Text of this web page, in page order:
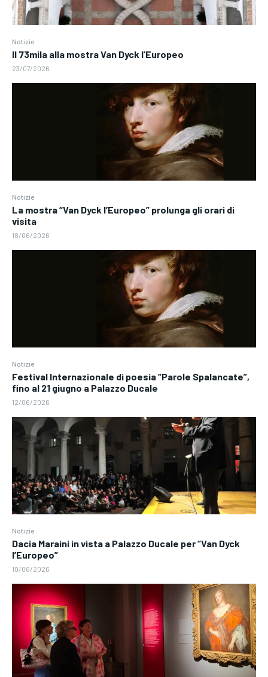
Notizie
Il 73mila alla mostra Van Dyck l’Europeo
23/07/2026
Notizie
La mostra “Van Dyck l’Europeo” prolunga gli orari di
visita
18/06/2026
Notizie
Festival Internazionale di poesia “Parole Spalancate”,
fino al 21 giugno a Palazzo Ducale
12/06/2026
Notizie
Dacia Maraini in vista a Palazzo Ducale per “Van Dyck
l’Europeo”
10/06/2026